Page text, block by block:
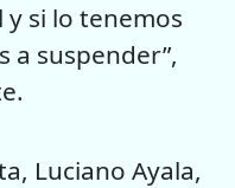
y si lo tenemos
a suspender”,
Luciano Ayala,